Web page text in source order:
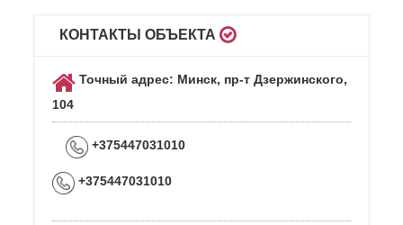
КОНТАКТЫ ОБЪЕКТА
Точный адрес: Минск, пр-т Дзержинского,
104
+375447031010
+375447031010